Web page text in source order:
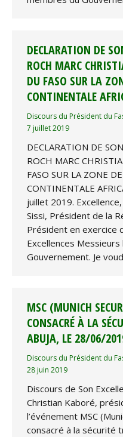
DECLARATION DE
ROCH MARC
DU FASO SUR LA
CONTINENTALE
Discours du Président du
7 juillet 2019
DECLARATION DE
ROCH MARC
FASO SUR LA ZONE
CONTINENTALE
juillet 2019.
Sissi, Président de la
Président en exercice
Excellences
Gouvernement. Je
MSC (MUNICH
CONSACRÉ À LA
ABUJA, LE 28/06/
Discours du Président du
28 juin 2019
Discours de Son
Christian Kaboré,
l’événement MSC
consacré à la sécurité